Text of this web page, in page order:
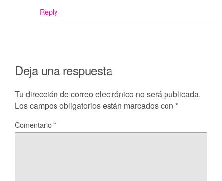
Reply
Deja una respuesta
Tu dirección de correo electrónico no será publicada.
Los campos obligatorios están marcados con *
Comentario*